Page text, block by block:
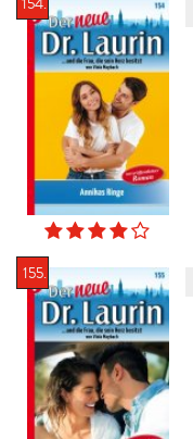
155.